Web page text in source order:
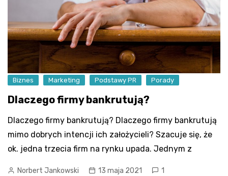
Biznes Marketing Podstawy PR Porady
Dlaczego firmy bankrutują?
Dlaczego firmy bankrutują? Dlaczego firmy bankrutują
mimo dobrych intencji ich założycieli? Szacuje się, że
ok. jedna trzecia firm na rynku upada. Jednym z
Norbert Jankowski 13 maja 2021 1